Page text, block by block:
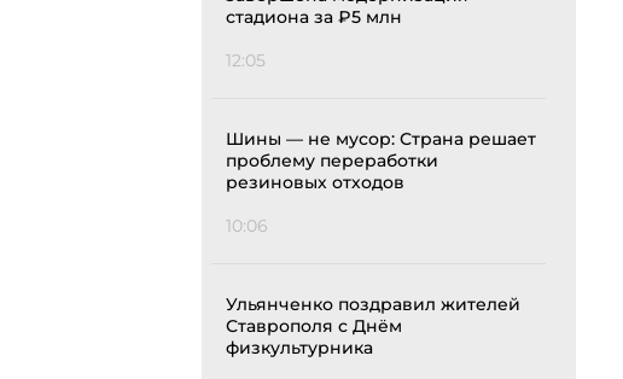
стадиона за ₽5 млн
12:05
Шины — не мусор: Страна решает
проблему переработки
резиновых отходов
10:06
Ульянченко поздравил жителей
Ставрополя с Днём
физкультурника